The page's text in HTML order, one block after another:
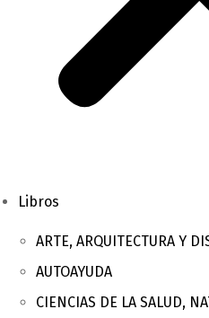
Libros
ARTE, ARQUITECTURA Y
AUTOAYUDA
CIENCIAS DE LA SALUD,